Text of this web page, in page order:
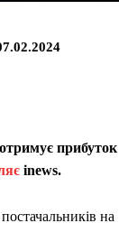
прибуток
inews.
на